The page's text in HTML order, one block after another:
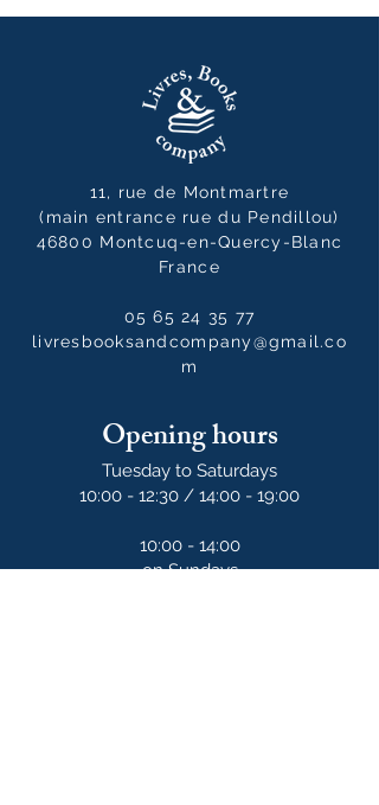
11, rue de Montmartre
(main entrance rue du Pendillou)
46800 Montcuq-en-Quercy-Blanc
France
05 65 24 35 77
livresbooksandcompany@gmail.co
m
Opening hours
Tuesday to Saturdays
10:00 - 12:30 / 14:00 - 19:00
10:00 - 14:00
on Sundays